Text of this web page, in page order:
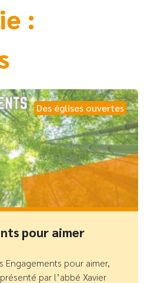
:
Des églises ouvertes
pour aimer
Engagements pour aimer,
par l’abbé Xavier